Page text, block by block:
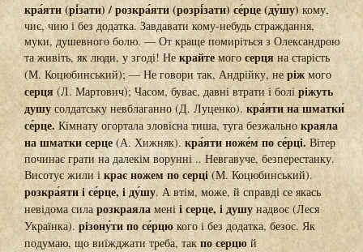
кра́яти (рі́зати) / розкра́яти (розрі́зати) се́рце (ду́шу) кому,
чиє, чию і без додатка. Завдавати кому-небудь страждання,
муки, душевного болю. — От краще помиріться з Олександрою
та живіть, як люди, у згоді! Некрайте мого серця на старість
(М. Коцюбинський); — Не говори так, Андрійку, не ріж мого
серця (Л. Мартович); Часом, буває, давні втрати і боліріжуть
душу солдатську невблаганно (Д. Луценко).кра́яти на шматки́
се́рце. Кімнату огортала зловісна тиша, туга безжальнокраяла
на шматки серце(А. Хижняк). кра́яти ноже́м по се́рці. Вітер
починає грати на далекім ворунні .. Невгавуче, безперестанку.
Висотує жили і крає ножем по серці (М. Коцюбинський).
розкра́яти і се́рце, і ду́шу. А втім, може, й справді се якась
невідома сила розкраяла мені і серце, і душу надвоє (Леся
Українка).різону́ти по се́рцю кого і без додатка, безос. Як
подумаю, що виїжджати треба, так по серцю й